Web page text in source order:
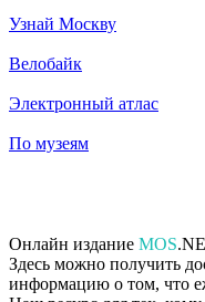
Узнай Москву
Велобайк
Электронный атлас
По музеям
Онлайн издание MOS
Здесь можно получить
информацию о том, что